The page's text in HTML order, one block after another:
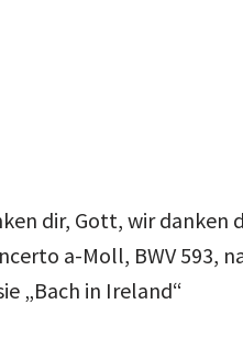
dir, Gott, wir danken
a-Moll, BWV 593,
„Bach in Ireland“